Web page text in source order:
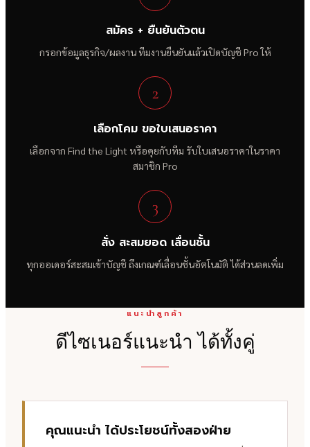
สมัคร + ยืนยันตัวตน
กรอกข้อมูลธุรกิจ/ผลงาน ทีมงานยืนยันแล้วเปิดบัญชี Pro ให้
2
เลือกโคม ขอใบเสนอราคา
เลือกจาก Find the Light หรือคุยกับทีม รับใบเสนอราคาในราคา
สมาชิก Pro
3
สั่ง สะสมยอด เลื่อนชั้น
ทุกออเดอร์สะสมเข้าบัญชี ถึงเกณฑ์เลื่อนชั้นอัตโนมัติ ได้ส่วนลดเพิ่ม
แนะนำลูกค้า
ดีไซเนอร์แนะนำ ได้ทั้งคู่
คุณแนะนำ ได้ประโยชน์ทั้งสองฝ่าย